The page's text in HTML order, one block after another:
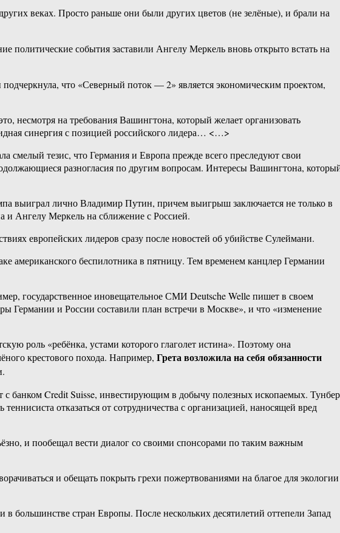
веках. Просто раньше они были других цветов (не зелёные), и брали на
политические события заставили Ангелу Меркель вновь открыто встать на
что «Северный поток — 2» является экономическим проектом,
несмотря на требования Вашингтона, который желает организовать
синергия с позицией российского лидера… <…>
тезис, что Германия и Европа прежде всего преследуют свои
разногласия по другим вопросам. Интересы Вашингтона,
выиграл лично Владимир Путин, причем выигрыш заключается не только в
Ангелу Меркель на сближение с Россией.
европейских лидеров сразу после новостей об убийстве Сулеймани.
беспилотника в пятницу. Тем временем канцлер Германии
государственное иновещательное СМИ Deutsche Welle пишет в своем
Германии и России составили план встречи в Москве», и что «изменение
роль «ребёнка, устами которого глаголет истина». Поэтому она
крестового похода. Например, Грета возложила на себя обязанности
с банком Credit Suisse, инвестирующим в добычу полезных ископаемых.
отказаться от сотрудничества с организацией, наносящей вред
и пообещал вести диалог со своими спонсорами по таким важным
и обещать покрыть грехи пожертвованиями на благое для экологии
в большинстве стран Европы. После нескольких десятилетий оттепели Запад